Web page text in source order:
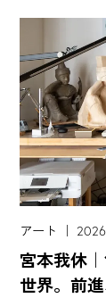
アート ｜
宮本我休
世界。前